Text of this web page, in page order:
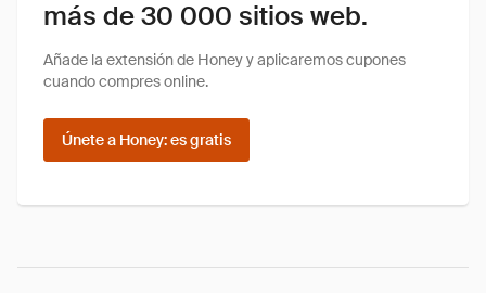
más de 30 000 sitios web.
Añade la extensión de Honey y aplicaremos cupones
cuando compres online.
Únete a Honey: es gratis